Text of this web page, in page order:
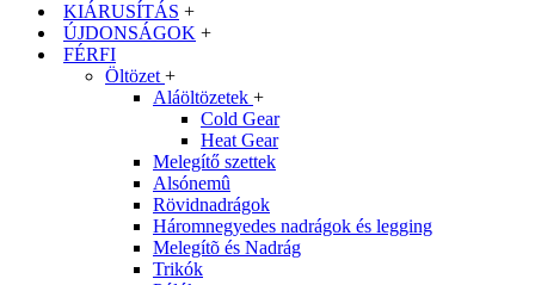
KIÁRUSÍTÁS +
ÚJDONSÁGOK +
FÉRFI
Öltözet +
Aláöltözetek +
Cold Gear
Heat Gear
Melegítő szettek
Alsónemû
Rövidnadrágok
Háromnegyedes nadrágok és legging
Melegítõ és Nadrág
Trikók